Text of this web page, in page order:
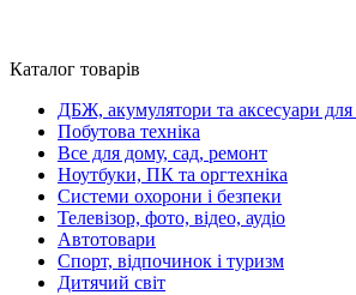
Каталог товарів
ДБЖ, акумулятори та аксесуари
Побутова техніка
Все для дому, сад, ремонт
Ноутбуки, ПК та оргтехніка
Системи охорони і безпеки
Телевізор, фото, відео, аудіо
Автотовари
Спорт, відпочинок і туризм
Дитячий світ